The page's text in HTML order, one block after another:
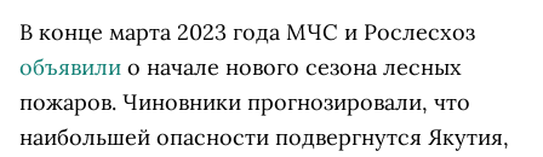
В конце марта 2023 года МЧС и Рослесхоз
объявили о начале нового сезона лесных
пожаров. Чиновники прогнозировали, что
наибольшей опасности подвергнутся Якутия,